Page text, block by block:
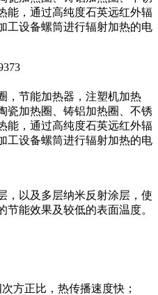
能，通过高纯度石英远红外辐
工设备螺筒进行辐射加热的电
，节能加热器，注塑机加热
瓷加热圈、铸铝加热圈、不锈
能，通过高纯度石英远红外辐
工设备螺筒进行辐射加热的电
，以及多层纳米反射涂层，使
能效果及较低的表面温度。
方正比，热传播速度快；